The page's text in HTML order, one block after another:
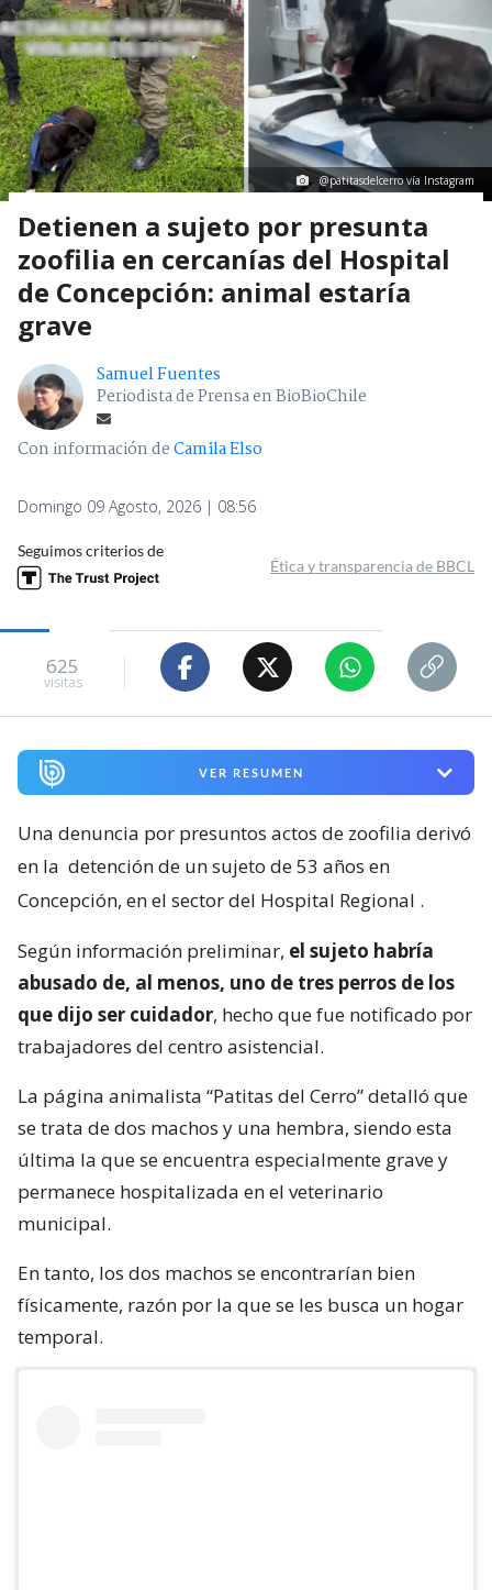
@patitasdelcerro vía Instagram
Detienen a sujeto por presunta
zoofilia en cercanías del Hospital
de Concepción: animal estaría
grave
Samuel Fuentes
Periodista de Prensa en BioBioChile
Con información deCamila Elso
Domingo 09 Agosto, 2026 | 08:56
Seguimos criterios de
Ética y transparencia de BBCL
625
visitas
VER RESUMEN
Una denuncia por presuntos actos de zoofilia derivó
en la detención de un sujeto de 53 años en
Concepción, en el sector del Hospital Regional .
Según información preliminar, el sujeto habría
abusado de, al menos, uno de tres perros de los
que dijo ser cuidador, hecho que fue notificado por
trabajadores del centro asistencial.
La página animalista “Patitas del Cerro” detalló que
se trata de dos machos y una hembra, siendo esta
última la que se encuentra especialmente grave y
permanece hospitalizada en el veterinario
municipal.
En tanto, los dos machos se encontrarían bien
físicamente, razón por la que se les busca un hogar
temporal.